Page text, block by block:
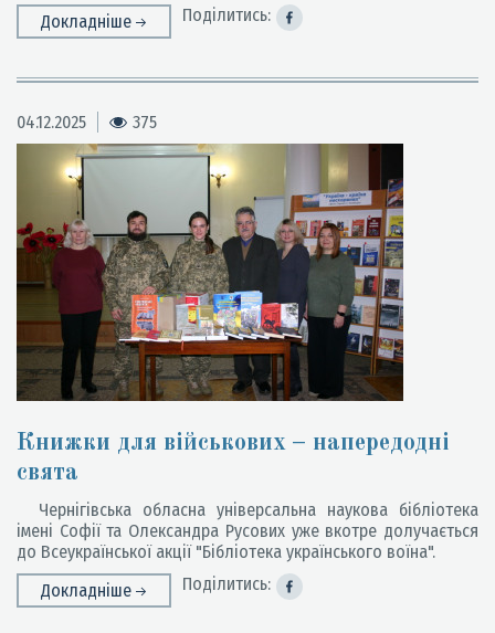
Докладніше Поділитись:
04.12.2025 375
Книжки для військових – напередодні
свята
Чернігівська обласна універсальна наукова бібліотека
імені Софії та Олександра Русових уже вкотре долучається
до Всеукраїнської акції "Бібліотека українського воїна".
Докладніше
Поділитись: